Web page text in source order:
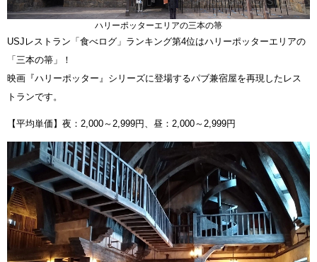
ハリーポッターエリアの三本の箒
USJレストラン「食べログ」ランキング第4位はハリーポッターエリアの
「三本の箒」！
映画『ハリーポッター』シリーズに登場するパブ兼宿屋を再現したレス
トランです。
【平均単価】夜：2,000～2,999円、昼：2,000～2,999円